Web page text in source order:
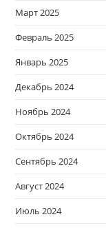
Март 2025
Февраль 2025
Январь 2025
Декабрь 2024
Ноябрь 2024
Октябрь 2024
Сентябрь 2024
Август 2024
Июль 2024